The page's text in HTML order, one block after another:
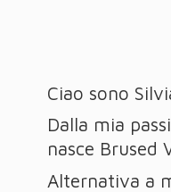
Ciao sono
Dalla mia
nasce Brused
Alternativa a